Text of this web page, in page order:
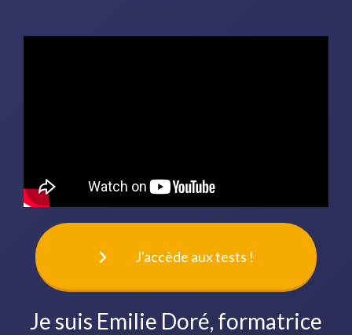
J'accède aux tests !
Je suis Emilie Doré, formatrice